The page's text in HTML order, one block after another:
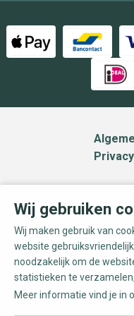
Wij gebruiken
Wij maken gebruik van
website
noodzakelijk om de
statistieken te
Meer informatie vind je in